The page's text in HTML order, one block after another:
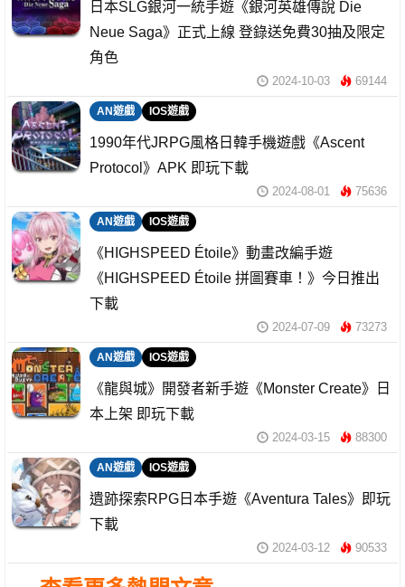
日本SLG銀河一統手遊《銀河英雄傳說 Die
Neue Saga》正式上線 登錄送免費30抽及限定
角色
2024-10-03 69144
AN遊戲 IOS遊戲
1990年代JRPG風格日韓手機遊戲《Ascent
Protocol》APK 即玩下載
2024-08-01 75636
AN遊戲 IOS遊戲
《HIGHSPEED Étoile》動畫改編手遊
《HIGHSPEED Étoile 拼圖賽車！》今日推出
下載
2024-07-09 73273
AN遊戲 IOS遊戲
《龍與城》開發者新手遊《Monster Create》日
本上架 即玩下載
2024-03-15 88300
AN遊戲 IOS遊戲
遺跡探索RPG日本手遊《Aventura Tales》即玩
下載
2024-03-12 90533